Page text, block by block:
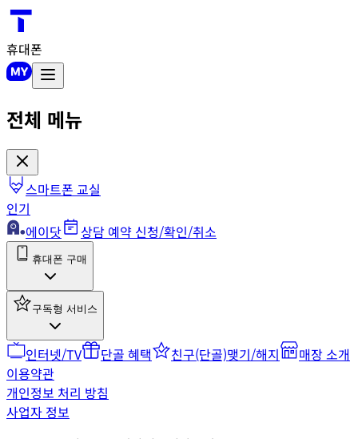
휴대폰
전체 메뉴
스마트폰 교실
인기
에이닷
상담 예약 신청/확인/취소
휴대폰 구매
구독형 서비스
인터넷/TV 단골 혜택 친구(단골)맺기/해지
매장 소개
이용약관
개인정보 처리 방침
사업자 정보